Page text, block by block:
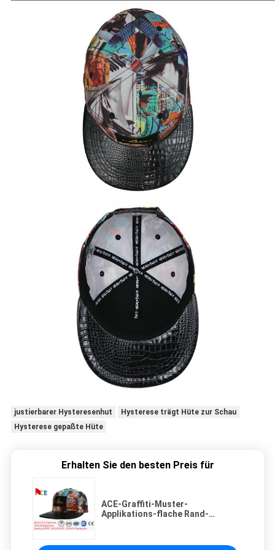
justierbarer Hysteresenhut
Hysterese trägt Hüte zur Schau
Hysterese gepaßte Hüte
Erhalten Sie den besten Preis für
ACE-Graffiti-Muster-
Applikations-flache Rand-